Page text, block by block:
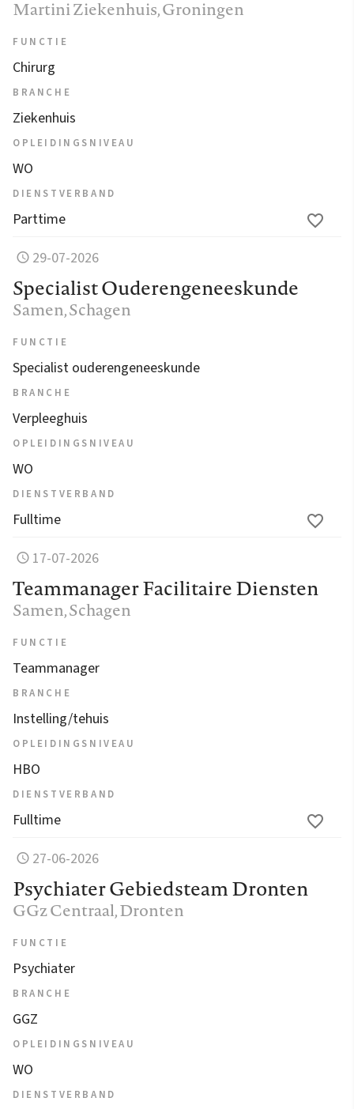
Martini Ziekenhuis, Groningen
FUNCTIE
Chirurg
BRANCHE
Ziekenhuis
OPLEIDINGSNIVEAU
WO
DIENSTVERBAND
Parttime
29-07-2026
Specialist Ouderengeneeskunde
Samen, Schagen
FUNCTIE
Specialist ouderengeneeskunde
BRANCHE
Verpleeghuis
OPLEIDINGSNIVEAU
WO
DIENSTVERBAND
Fulltime
17-07-2026
Teammanager Facilitaire Diensten
Samen, Schagen
FUNCTIE
Teammanager
BRANCHE
Instelling/tehuis
OPLEIDINGSNIVEAU
HBO
DIENSTVERBAND
Fulltime
27-06-2026
Psychiater Gebiedsteam Dronten
GGz Centraal, Dronten
FUNCTIE
Psychiater
BRANCHE
GGZ
OPLEIDINGSNIVEAU
WO
DIENSTVERBAND